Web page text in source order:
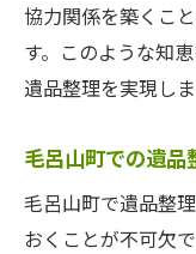
協力関係を築くこ
す。このような知
遺品整理を実現しま
毛呂山町での遺
毛呂山町で遺品整
おくことが不可欠